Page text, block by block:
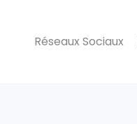
Réseaux Sociaux